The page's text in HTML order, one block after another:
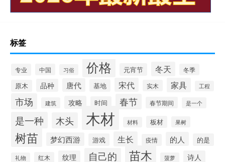
标签
专业 中国 习俗 价格 元宵节 冬天 冬季
原木 品种 唐代 基地 宋代 实木 家具 工程
市场 建筑 攻略 时间 春节 春节期间 是一个
是一种 木头 木材 材料 板材 果树
树苗 梦幻西游 游戏 生长 疫情 的人 的是
礼物 红木 纹理 自己的 苗木 菠萝 诗人